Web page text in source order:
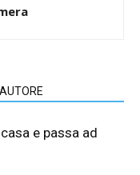
e passa ad